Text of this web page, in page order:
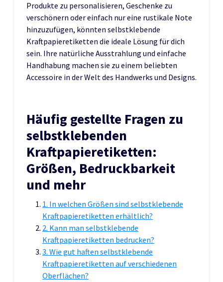
Produkte zu personalisieren, Geschenke zu
verschönern oder einfach nur eine rustikale Note
hinzuzufügen, könnten selbstklebende
Kraftpapieretiketten die ideale Lösung für dich
sein. Ihre natürliche Ausstrahlung und einfache
Handhabung machen sie zu einem beliebten
Accessoire in der Welt des Handwerks und Designs.
Häufig gestellte Fragen zu
selbstklebenden
Kraftpapieretiketten:
Größen, Bedruckbarkeit
und mehr
1. In welchen Größen sind selbstklebende
Kraftpapieretiketten erhältlich?
2. Kann man selbstklebende
Kraftpapieretiketten bedrucken?
3. Wie gut haften selbstklebende
Kraftpapieretiketten auf verschiedenen
Oberflächen?